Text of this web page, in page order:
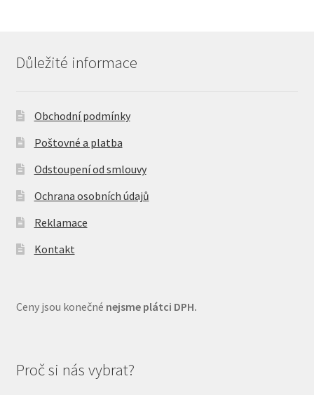
Důležité informace
Obchodní podmínky
Poštovné a platba
Odstoupení od smlouvy
Ochrana osobních údajů
Reklamace
Kontakt
Ceny jsou konečné nejsme plátci DPH.
Proč si nás vybrat?